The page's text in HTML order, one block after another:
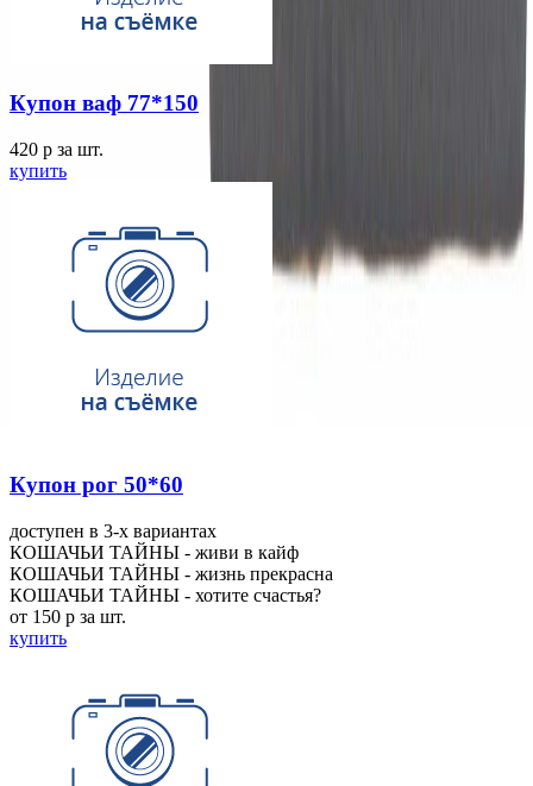
Купон ваф 77*150
420 p за шт.
купить
Купон рог 50*60
доступен в 3-x вариантах
КОШАЧЬИ ТАЙНЫ - живи в кайф
КОШАЧЬИ ТАЙНЫ - жизнь прекрасна
КОШАЧЬИ ТАЙНЫ - хотите счастья?
от 150 p за шт.
купить